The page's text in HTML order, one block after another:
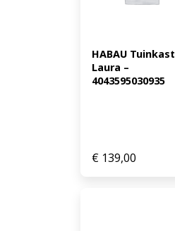
HABAU Tuinkast
Laura –
4043595030935
€ 139,00